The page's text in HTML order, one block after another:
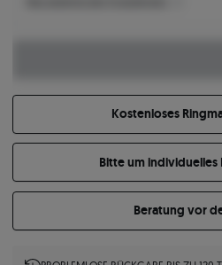
Kostenloses
Bitte um
Beratung vor